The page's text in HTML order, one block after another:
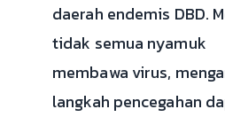
daerah endemis DBD.
tidak semua nyamuk
membawa virus,
langkah pencegahan